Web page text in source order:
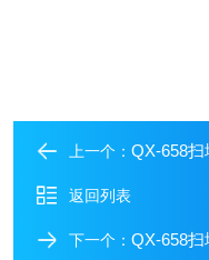
上一个： QX-658
返回列表
下一个： QX-658